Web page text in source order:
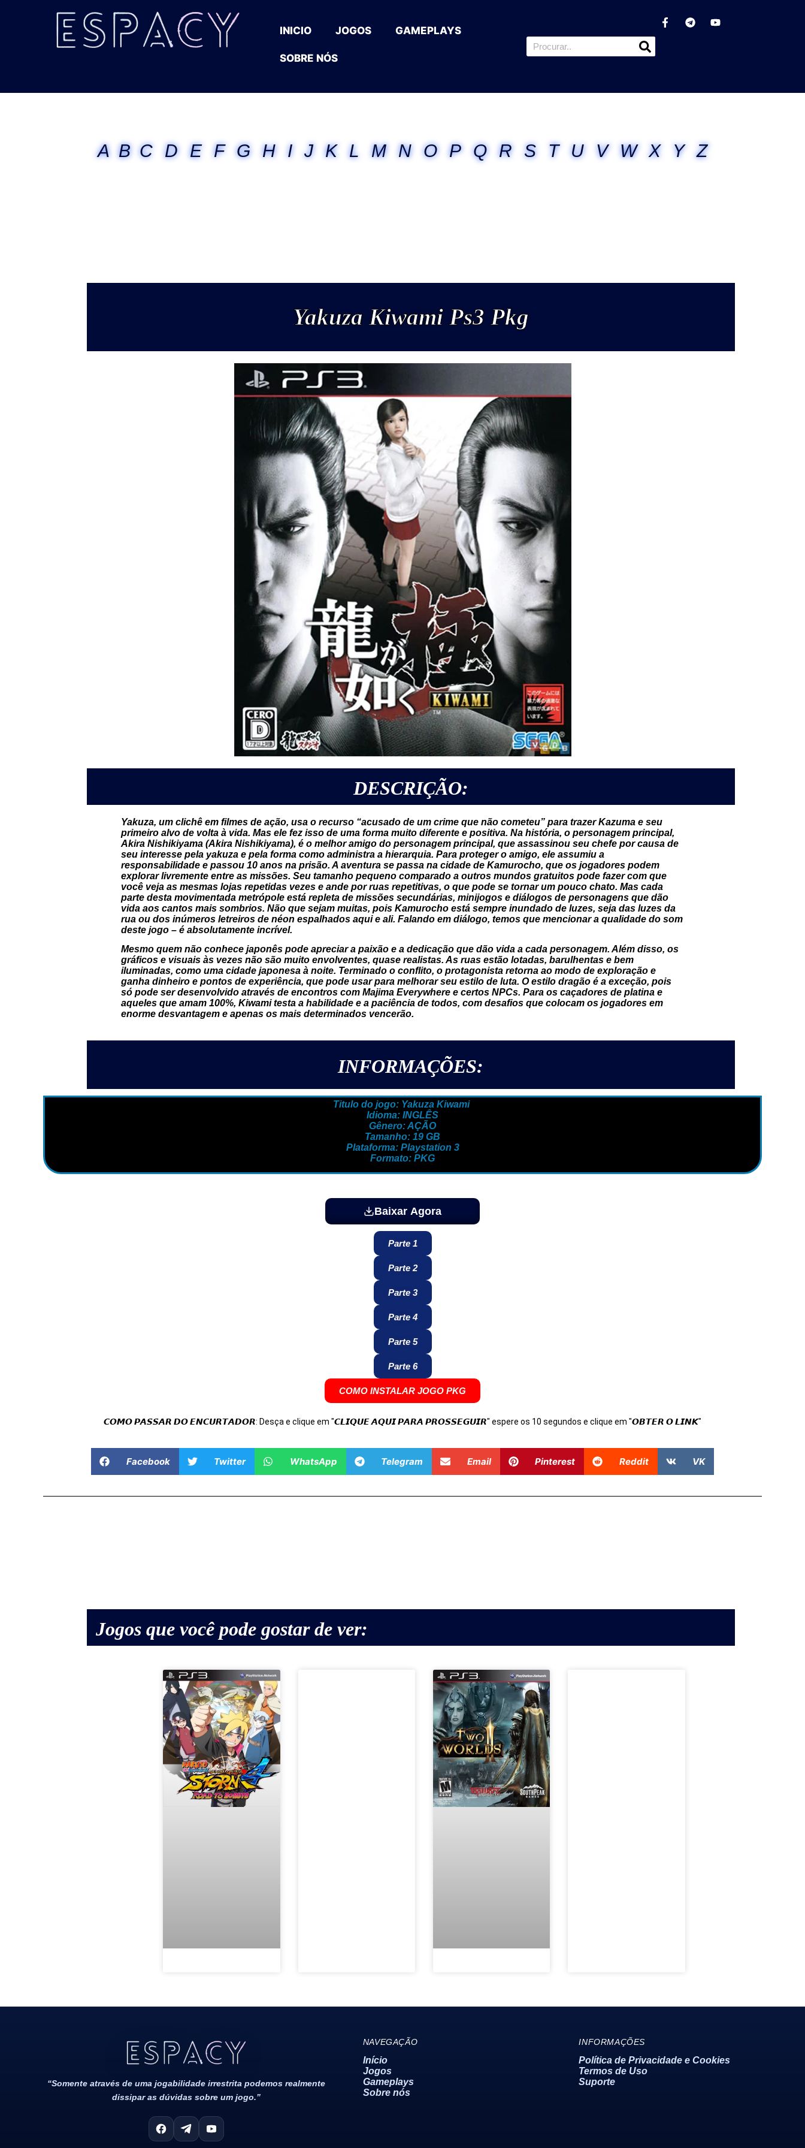
INICIO JOGOS GAMEPLAYS
SOBRE NÓS
A B C D E F G H I J K L M N O P Q R S T U V W X Y Z
Yakuza Kiwami Ps3 Pkg
DESCRIÇÃO:
Yakuza, um clichê em filmes de ação, usa o recurso “acusado de um crime que não cometeu” para trazer Kazuma e seu
primeiro alvo de volta à vida. Mas ele fez isso de uma forma muito diferente e positiva. Na história, o personagem principal,
Akira Nishikiyama (Akira Nishikiyama), é o melhor amigo do personagem principal, que assassinou seu chefe por causa de
seu interesse pela yakuza e pela forma como administra a hierarquia. Para proteger o amigo, ele assumiu a
responsabilidade e passou 10 anos na prisão. A aventura se passa na cidade de Kamurocho, que os jogadores podem
explorar livremente entre as missões. Seu tamanho pequeno comparado a outros mundos gratuitos pode fazer com que
você veja as mesmas lojas repetidas vezes e ande por ruas repetitivas, o que pode se tornar um pouco chato. Mas cada
parte desta movimentada metrópole está repleta de missões secundárias, minijogos e diálogos de personagens que dão
vida aos cantos mais sombrios. Não que sejam muitas, pois Kamurocho está sempre inundado de luzes, seja das luzes da
rua ou dos inúmeros letreiros de néon espalhados aqui e ali. Falando em diálogo, temos que mencionar a qualidade do som
deste jogo – é absolutamente incrível.
Mesmo quem não conhece japonês pode apreciar a paixão e a dedicação que dão vida a cada personagem. Além disso, os
gráficos e visuais às vezes não são muito envolventes, quase realistas. As ruas estão lotadas, barulhentas e bem
iluminadas, como uma cidade japonesa à noite. Terminado o conflito, o protagonista retorna ao modo de exploração e
ganha dinheiro e pontos de experiência, que pode usar para melhorar seu estilo de luta. O estilo dragão é a exceção, pois
só pode ser desenvolvido através de encontros com Majima Everywhere e certos NPCs. Para os caçadores de platina e
aqueles que amam 100%, Kiwami testa a habilidade e a paciência de todos, com desafios que colocam os jogadores em
enorme desvantagem e apenas os mais determinados vencerão.
INFORMAÇÕES:
Titulo do jogo: Yakuza Kiwami
Idioma: INGLÊS
Gênero: AÇÃO
Tamanho: 19 GB
Plataforma: Playstation 3
Formato: PKG
Baixar Agora
Parte 1
Parte 2
Parte 3
Parte 4
Parte 5
Parte 6
COMO INSTALAR JOGO PKG
𝘾𝙊𝙈𝙊 𝙋𝘼𝙎𝙎𝘼𝙍 𝘿𝙊 𝙀𝙉𝘾𝙐𝙍𝙏𝘼𝘿𝙊𝙍: Desça e clique em "𝘾𝙇𝙄𝙌𝙐𝙀 𝘼𝙌𝙐𝙄 𝙋𝘼𝙍𝘼 𝙋𝙍𝙊𝙎𝙎𝙀𝙂𝙐𝙄𝙍" espere os 10 segundos e clique em "𝙊𝘽𝙏𝙀𝙍 𝙊 𝙇𝙄𝙉𝙆"
Facebook Twitter WhatsApp Telegram Email Pinterest Reddit VK
Jogos que você pode gostar de ver:
Todos Os Direitos Reservados 2022/2023​
Politica de Privacidade e Cookies
Termos de Uso
“Somente através de uma jogabilidade irrestrita podemos realmente
dissipar as dúvidas sobre um jogo.”
NAVEGAÇÃO
Início
Jogos
Gameplays
Sobre nós
INFORMAÇÕES
Política de Privacidade e Cookies
Termos de Uso
Suporte